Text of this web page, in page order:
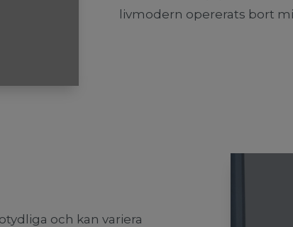
livmodern opererats bort
och kan variera